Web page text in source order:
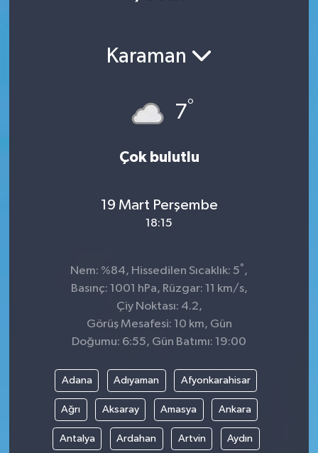
Karaman
7°
Çok bulutlu
19 Mart Perşembe
18:15
Nem: %84, Hissedilen Sıcaklık: 5° ,
Basınç: 1001 hPa, Rüzgar: 11 km/s,
Çiy Noktası: 4.2,
Görüş Mesafesi: 10 km, Gün
Doğumu: 6:55, Gün Batımı: 19:00
Adana Adıyaman Afyonkarahisar
Ağrı Aksaray Amasya Ankara
Antalya Ardahan Artvin Aydın